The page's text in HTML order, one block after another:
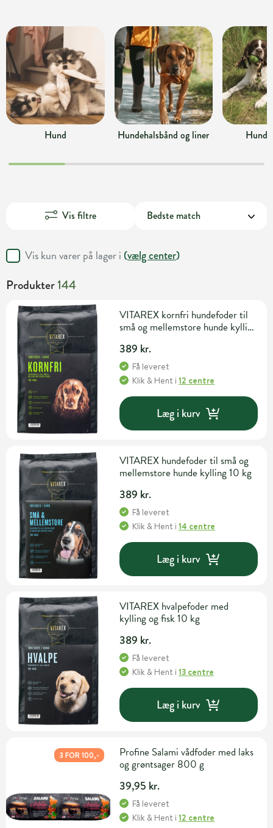
Hund Hundehalsbånd og liner
Vis filtre
Vis kun varer på lager i (vælg center)
Produkter144
VITAREX kornfri hundefoder til
små og mellemstore hunde kylling
389 kr.
Få leveret
Klik & Hent i12 centre
Læg i kurv
VITAREX hundefoder til små og
mellemstore hunde kylling 10 kg
389 kr.
Få leveret
Klik & Hent i14 centre
Læg i kurv
VITAREX hvalpefoder med
kylling og fisk 10 kg
389 kr.
Få leveret
Klik & Hent i13 centre
Læg i kurv
3 FOR 100,-
Profine Salami vådfoder med laks
og grøntsager 800 g
39,95 kr.
Få leveret
Klik & Hent i12 centre